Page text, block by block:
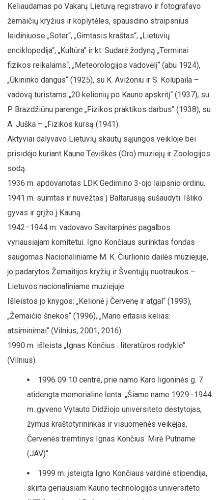
Keliaudamas po Vakarų Lietuvą registravo ir fotografavo
žemaičių kryžius ir koplytėles, spausdino straipsnius
leidiniuose „Soter“, „Gimtasis kraštas“, „Lietuvių
enciklopedija“, „Kultūra“ ir kt. Sudarė žodyną „Terminai
fizikos reikalams“, „Meteorologijos vadovėlį“ (abu 1924),
„Ūkininko dangus“ (1925), su K. Avižoniu ir S. Kolupaila –
vadovą turistams „20 kelionių po Kauno apskritį“ (1937), su
P. Brazdžiūnu parengė „Fizikos praktikos darbus“ (1938), su
A. Juška – „Fizikos kursą (1941).
Aktyviai dalyvavo Lietuvių skautų sąjungos veikloje bei
prisidėjo kuriant Kaune Tėviškės (Oro) muziejų ir Zoologijos
sodą.
1936 m. apdovanotas LDK Gedimino 3-ojo laipsnio ordinu.
1941 m. suimtas ir nuvežtas į Baltarusiją sušaudyti. Išliko
gyvas ir grįžo į Kauną.
1942–1944 m. vadovavo Savitarpinės pagalbos
vyriausiajam komitetui. Igno Končiaus surinktas fondas
saugomas Nacionaliniame M. K. Čiurlionio dailės muziejuje,
jo padarytos Žemaitijos kryžių ir Šventųjų nuotraukos –
Lietuvos nacionaliniame muziejuje.
Išleistos jo knygos: „Kelionė į Červenę ir atgal“ (1993),
„Žemaičio šnekos“ (1996), „Mano eitasis kelias:
atsiminimai“ (Vilnius, 2001, 2016).
1990 m. išleista „Ignas Končius : literatūros rodyklė“
(Vilnius).
1996 09 10 centre, prie namo Karo ligoninės g. 7
atidengta memorialinė lenta: „Šiame name 1929–1944
m. gyveno Vytauto Didžiojo universiteto dėstytojas,
žymus kraštotyrininkas ir visuomenės veikėjas,
Červenės tremtinys Ignas Končius. Mirė Putname
(JAV)“.
1999 m. įsteigta Igno Končiaus vardinė stipendija,
skirta geriausiam Kauno technologijos universiteto